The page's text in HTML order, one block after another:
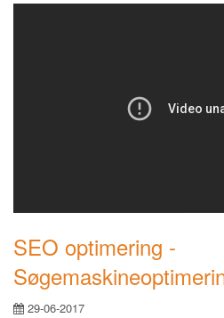
SEO optimering -
29-06-2017